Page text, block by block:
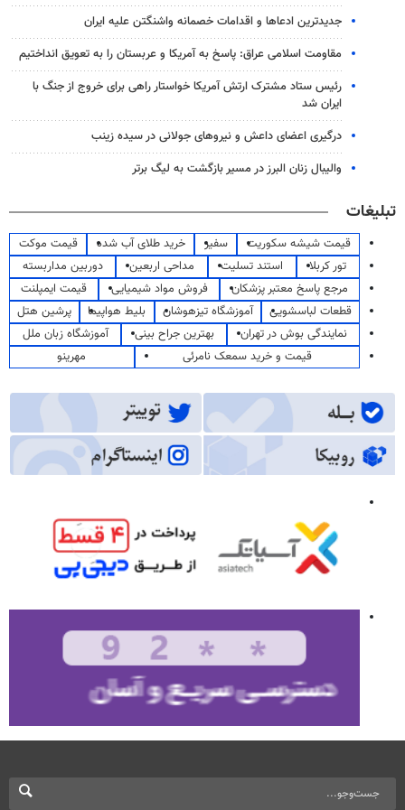
جدیدترین ادعاها و اقدامات خصمانه واشنگتن علیه ایران
مقاومت اسلامی عراق: پاسخ به آمریکا و عربستان را به تعویق انداختیم
رئیس ستاد مشترک ارتش آمریکا خواستار راهی برای خروج از جنگ با
ایران شد
درگیری اعضای داعش و نیروهای جولانی در سیده زینب
والیبال زنان البرز در مسیر بازگشت به لیگ برتر
تبلیغات
قیمت شیشه سکوریت سفیر خرید طلای آب شده
قیمت موکت
تور کربلا
استند تسلیت مداحی اربعین
دوربین مداربسته
مرجع پاسخ معتبر پزشکان
فروش مواد شیمیایی
قیمت ایمپلنت
قطعات لباسشویی
آموزشگاه تیزهوشان بلیط هواپیما
پرشین هتل
نمایندگی بوش در تهران
بهترین جراح بینی
آموزشگاه زبان ملل
قیمت و خرید سمعک نامرئی
مهرینو